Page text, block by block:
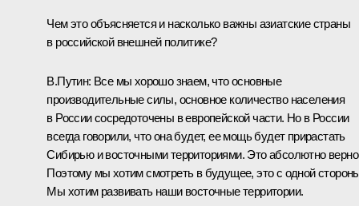
Чем это объясняется и насколько важны азиатские страны
в российской внешней политике?
В.Путин: Все мы хорошо знаем, что основные
производительные силы, основное количество населения
в России сосредоточены в европейской части. Но в России
всегда говорили, что она будет, ее мощь будет прирастать
Сибирью и восточными территориями. Это абсолютно
Поэтому мы хотим смотреть в будущее, это с одной
Мы хотим развивать наши восточные территории.